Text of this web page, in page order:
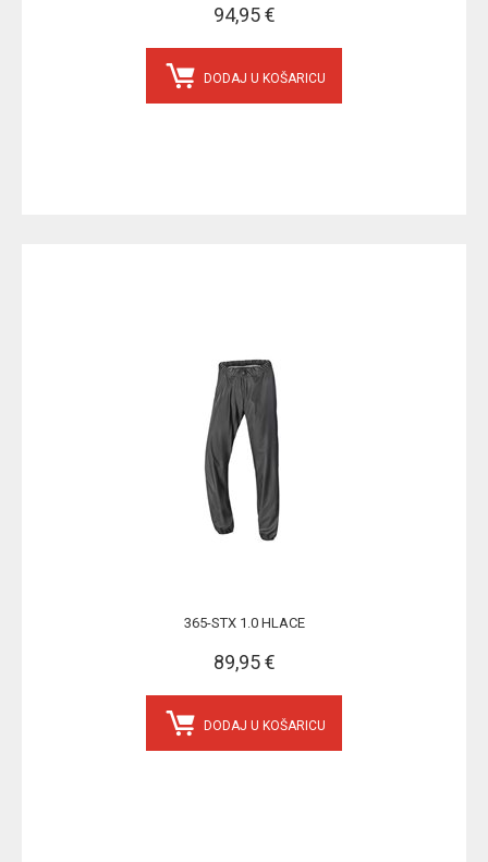
94,95 €
DODAJ U KOŠARICU
365-STX 1.0 HLACE
89,95 €
DODAJ U KOŠARICU